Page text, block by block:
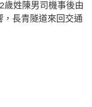
歲姓陳男司機事後由
長青隧道來回交通